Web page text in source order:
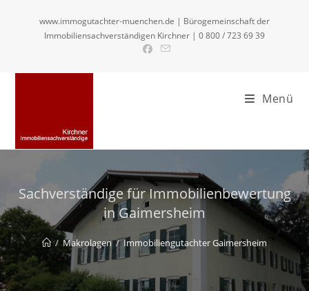
www.immogutachter-muenchen.de | Bürogemeinschaft der
Immobiliensachverständigen Kirchner | 0 800 / 723 69 39
Menü
Sachverständige für Immobilienbewertung
in Gaimersheim
/ Makrolagen / Immobiliengutachter Gaimersheim